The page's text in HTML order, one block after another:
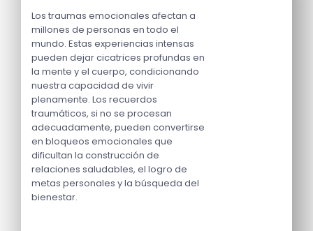
Los traumas emocionales afectan a
millones de personas en todo el
mundo. Estas experiencias intensas
pueden dejar cicatrices profundas en
la mente y el cuerpo, condicionando
nuestra capacidad de vivir
plenamente. Los recuerdos
traumáticos, si no se procesan
adecuadamente, pueden convertirse
en bloqueos emocionales que
dificultan la construcción de
relaciones saludables, el logro de
metas personales y la búsqueda del
bienestar.